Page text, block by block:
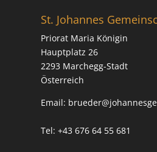
St. Johannes
Priorat Maria Königin
Hauptplatz 26
2293 Marchegg-Stadt
Österreich
Email:
Tel: +43 676 64 55 681